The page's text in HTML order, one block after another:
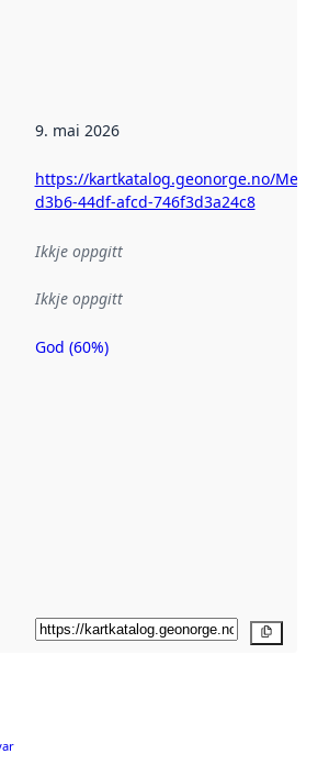
om
9. mai 2026
https://kartkatalog.geonorge.no/
d3b6-44df-afcd-746f3d3a24c8
Ikkje oppgitt
Ikkje oppgitt
Metadatakvalitet
God (60%)